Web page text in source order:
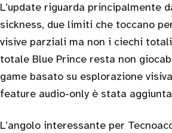
L’update riguarda principalmente
sickness, due limiti che toccano
visive parziali ma non i ciechi
totale Blue Prince resta non
game basato su esplorazione
feature audio-only è stata
L’angolo interessante per